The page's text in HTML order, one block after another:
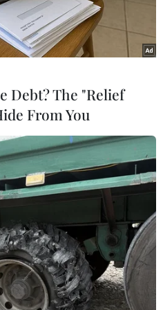
và người đồng cấp Zimbabwe
bulawayo24)
Zimbabwe trở lại
Tuyên bố trên được
ngày 20/4 sau cuộc
này Boris Johnson
Debt? The "Relief
From You